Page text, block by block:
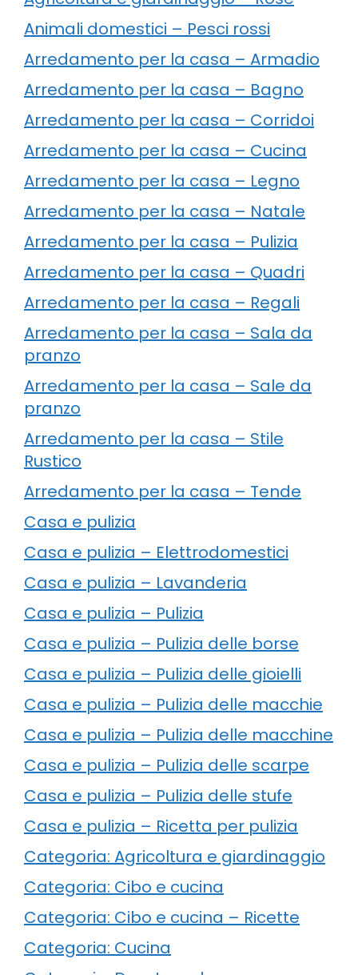
Animali domestici – Pesci rossi
Arredamento per la casa – Armadio
Arredamento per la casa – Bagno
Arredamento per la casa – Corridoi
Arredamento per la casa – Cucina
Arredamento per la casa – Legno
Arredamento per la casa – Natale
Arredamento per la casa – Pulizia
Arredamento per la casa – Quadri
Arredamento per la casa – Regali
Arredamento per la casa – Sala da
pranzo
Arredamento per la casa – Sale da
pranzo
Arredamento per la casa – Stile
Rustico
Arredamento per la casa – Tende
Casa e pulizia
Casa e pulizia – Elettrodomestici
Casa e pulizia – Lavanderia
Casa e pulizia – Pulizia
Casa e pulizia – Pulizia delle borse
Casa e pulizia – Pulizia delle gioielli
Casa e pulizia – Pulizia delle macchie
Casa e pulizia – Pulizia delle macchine
Casa e pulizia – Pulizia delle scarpe
Casa e pulizia – Pulizia delle stufe
Casa e pulizia – Ricetta per pulizia
Categoria: Agricoltura e giardinaggio
Categoria: Cibo e cucina
Categoria: Cibo e cucina – Ricette
Categoria: Cucina